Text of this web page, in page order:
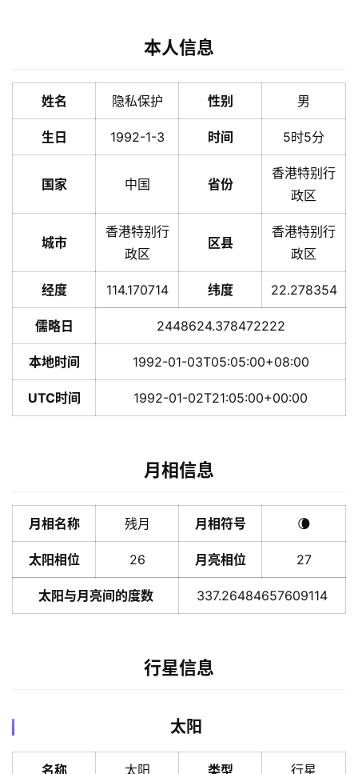
本人信息
姓名 隐私保护 性别 男
生日 1992-1-3 时间 5时5分
国家 中国 省份
香港特别行
政区
城市
香港特别行
政区
区县
香港特别行
政区
经度 114.170714 纬度 22.278354
儒略日 2448624.378472222
本地时间 1992-01-03T05:05:00+08:00
UTC时间 1992-01-02T21:05:00+00:00
月相信息
月相名称 残月 月相符号 🌘
太阳相位 26 月亮相位 27
太阳与月亮间的度数 337.26484657609114
行星信息
太阳
名称 太阳 类型 行星